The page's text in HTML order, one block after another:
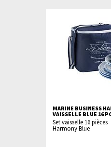
MARINE BUSINESS
VAISSELLE BLUE 16
Set vaisselle 16 pièces
Harmony Blue